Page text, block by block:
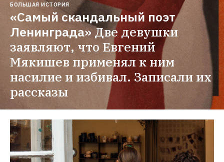
БОЛЬШАЯ ИСТОРИЯ
«Самый скандальный поэт
Ленинграда»Две девушки
заявляют, что Евгений
Мякишев применял к ним
насилие и избивал. Записали их
рассказы